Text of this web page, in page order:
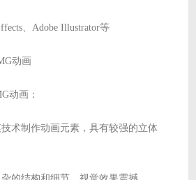
、Adobe Illustrator等
动画
动画：
术制作动画元素，具有较强的立体